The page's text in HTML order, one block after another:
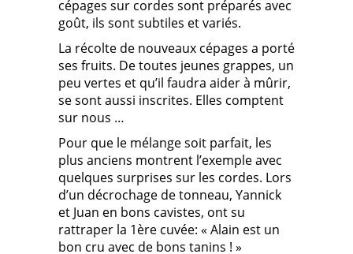
cépages sur cordes sont préparés avec
goût, ils sont subtiles et variés.
La récolte de nouveaux cépages a porté
ses fruits. De toutes jeunes grappes, un
peu vertes et qu’il faudra aider à mûrir,
se sont aussi inscrites. Elles comptent
sur nous …
Pour que le mélange soit parfait, les
plus anciens montrent l’exemple avec
quelques surprises sur les cordes. Lors
d’un décrochage de tonneau, Yannick
et Juan en bons cavistes, ont su
rattraper la 1ère cuvée: « Alain est un
bon cru avec de bons tanins ! »